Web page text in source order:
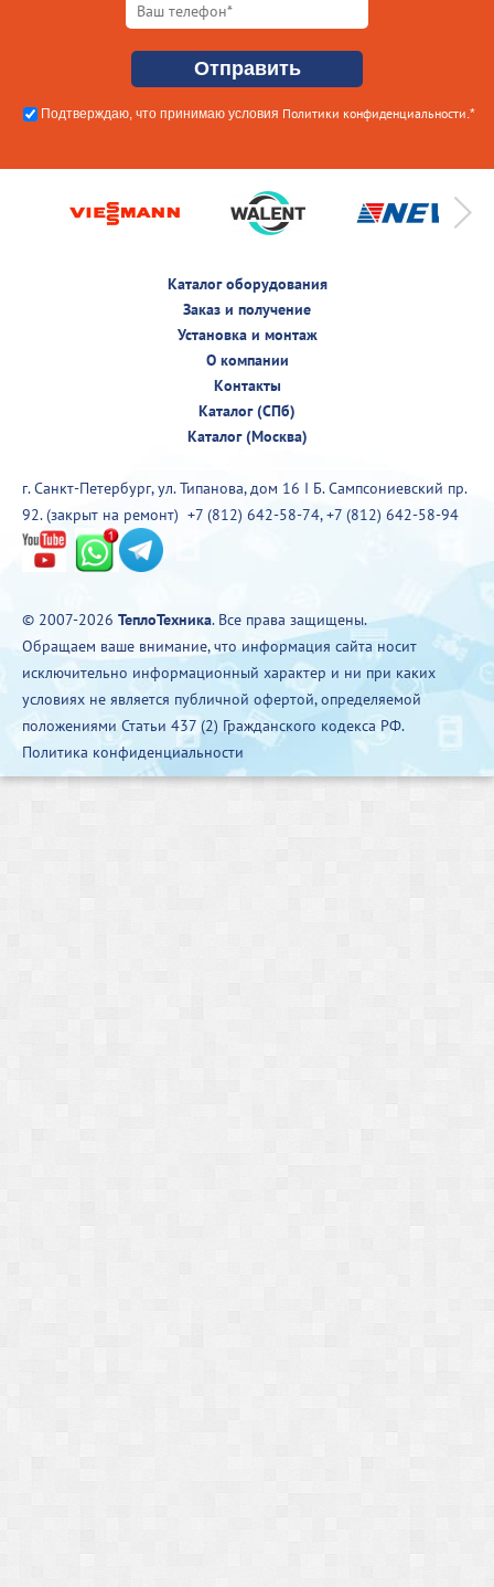
Подтверждаю, что принимаю условия Политики конфиденциальности .*
Каталог оборудования
Заказ и получение
Установка и монтаж
О компании
Контакты
Каталог (СПб)
Каталог (Москва)
г. Санкт-Петербург, ул. Типанова, дом 16 I Б. Сампсониевский пр.
92. (закрыт на ремонт) +7 (812) 642-58-74,+7 (812) 642-58-94
© 2007-2026 ТеплоТехника. Все права защищены.
Обращаем ваше внимание, что информация сайта носит
исключительно информационный характер и ни при каких
условиях не является публичной офертой, определяемой
положениями Статьи 437 (2) Гражданского кодекса РФ.
Политика конфиденциальности